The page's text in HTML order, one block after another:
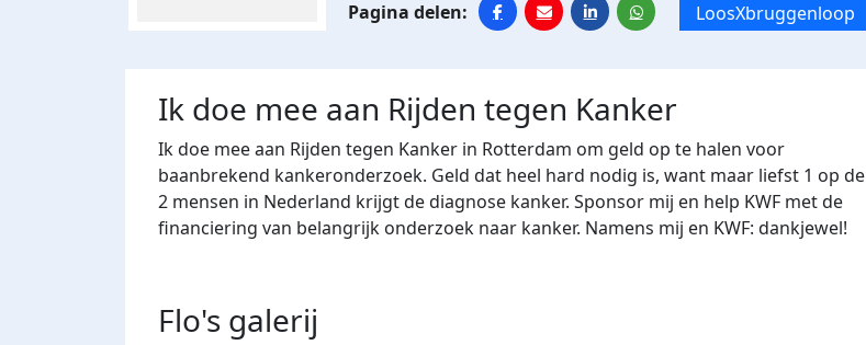
LoosXbruggenloop
Ik doe mee aan Rijden tegen Kanker
Ik doe mee aan Rijden tegen Kanker in Rotterdam om geld op te halen voor
baanbrekend kankeronderzoek. Geld dat heel hard nodig is, want maar liefst 1 op de
2 mensen in Nederland krijgt de diagnose kanker. Sponsor mij en help KWF met de
financiering van belangrijk onderzoek naar kanker. Namens mij en KWF: dankjewel!
Flo's galerij